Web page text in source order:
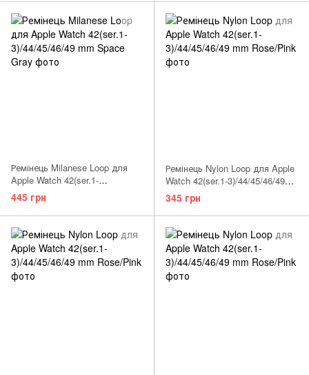
Ремінець Milanese Loop для
Apple Watch 42(ser.1-
3)/44/45/46/49 mm Rose Gold
445 грн
Ремінець Nylon Loop для Apple
Watch 42(ser.1-3)/44/45/46/49
mm Pine Green
345 грн